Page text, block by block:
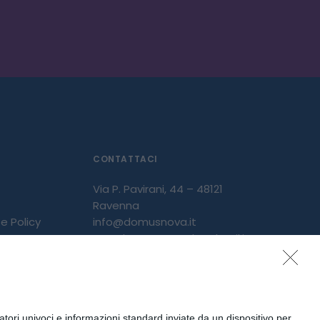
Policy
CONTATTACI
Via P. Pavirani, 44 – 48121
Ravenna
info@domusnova.it
PEC: domusnova@legalmail.it